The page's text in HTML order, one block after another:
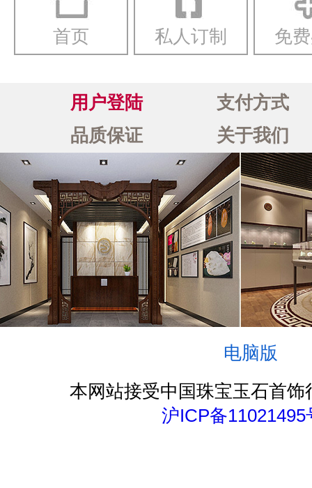
首页 私人订制 免
用户登陆
支付方式
品质保证
关于我们
电脑版
本网站接受中国珠宝玉石首饰
沪ICP备11021495